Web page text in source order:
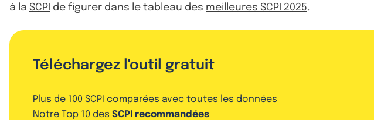
à la SCPI de figurer dans le tableau des meilleures SCPI 2025.
Téléchargez l'outil gratuit
Plus de 100 SCPI comparées avec toutes les données
Notre Top 10 des SCPI recommandées